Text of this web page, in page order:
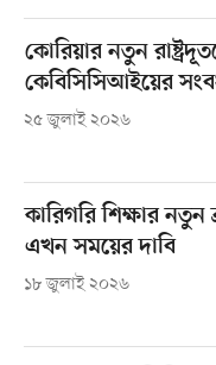
কোরিয়ার নতুন
কেবিসিসিআইয়ের
২৫ জুলাই ২০২৬
কারিগরি শিক্ষার নতুন
এখন সময়ের দাবি
১৮ জুলাই ২০২৬